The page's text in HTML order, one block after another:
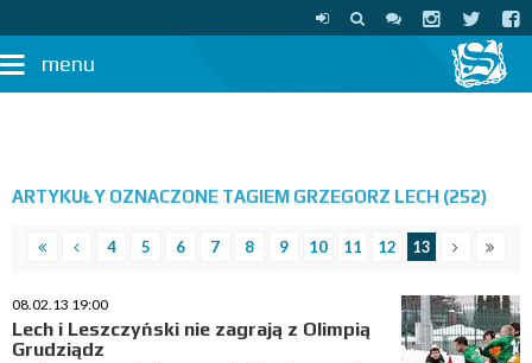
menu
ARTYKUŁY OZNACZONE TAGIEM GRZEGORZ LECH (252)
4 5 6 7 8 9 10 11 12 13
08.02.13 19:00
Lech i Leszczyński nie zagrają z Olimpią
Grudziądz